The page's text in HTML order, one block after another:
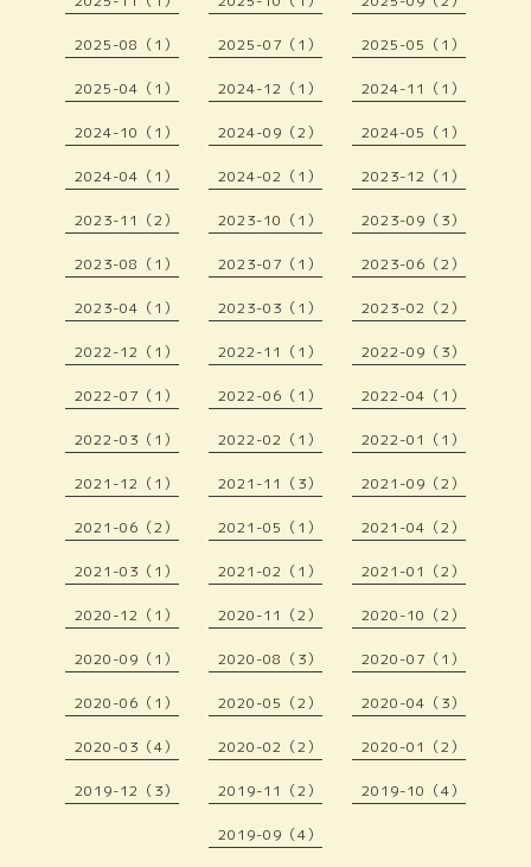
2025-08（1） 2025-07（1） 2025-05（1）
2025-04（1） 2024-12（1） 2024-11（1）
2024-10（1） 2024-09（2） 2024-05（1）
2024-04（1） 2024-02（1） 2023-12（1）
2023-11（2） 2023-10（1） 2023-09（3）
2023-08（1） 2023-07（1） 2023-06（2）
2023-04（1） 2023-03（1） 2023-02（2）
2022-12（1） 2022-11（1） 2022-09（3）
2022-07（1） 2022-06（1） 2022-04（1）
2022-03（1） 2022-02（1） 2022-01（1）
2021-12（1） 2021-11（3） 2021-09（2）
2021-06（2） 2021-05（1） 2021-04（2）
2021-03（1） 2021-02（1） 2021-01（2）
2020-12（1） 2020-11（2） 2020-10（2）
2020-09（1） 2020-08（3） 2020-07（1）
2020-06（1） 2020-05（2） 2020-04（3）
2020-03（4） 2020-02（2） 2020-01（2）
2019-12（3） 2019-11（2） 2019-10（4）
2019-09（4）